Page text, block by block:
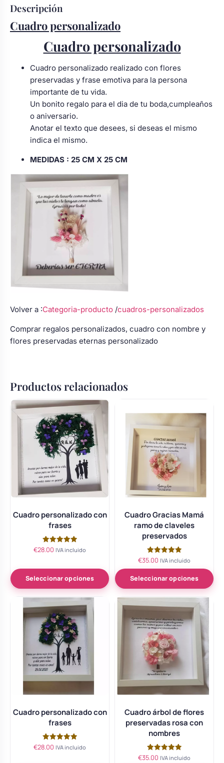
Descripción
Cuadro personalizado
Cuadro personalizado
Cuadro personalizado realizado con flores
preservadas y frase emotiva para la persona
importante de tu vida.
Un bonito regalo para el dia de tu boda,cumpleaños
o aniversario.
Anotar el texto que desees, si deseas el mismo
indica el mismo.
MEDIDAS : 25 CM X 25 CM
Volver a :Categoria-producto /cuadros-personalizados
Comprar regalos personalizados, cuadro con nombre y
flores preservadas eternas personalizado
Productos relacionados
Cuadro personalizado con
frases
Valorado
€28.00 IVA incluido
Seleccionar opciones
Cuadro Gracias Mamá
ramo de claveles
preservados
Valorado
de 5
€35.00 IVA incluido
Seleccionar opciones
Cuadro personalizado con
frases
Valorado
€28.00 IVA incluido
Cuadro árbol de flores
preservadas rosa con
nombres
Valorado
€35.00 IVA incluido